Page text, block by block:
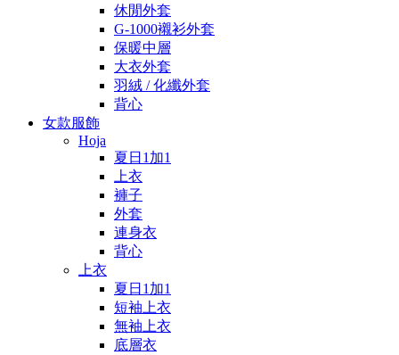
休閒外套
G-1000襯衫外套
保暖中層
大衣外套
羽絨 / 化纖外套
背心
女款服飾
Hoja
夏日1加1
上衣
褲子
外套
連身衣
背心
上衣
夏日1加1
短袖上衣
無袖上衣
底層衣